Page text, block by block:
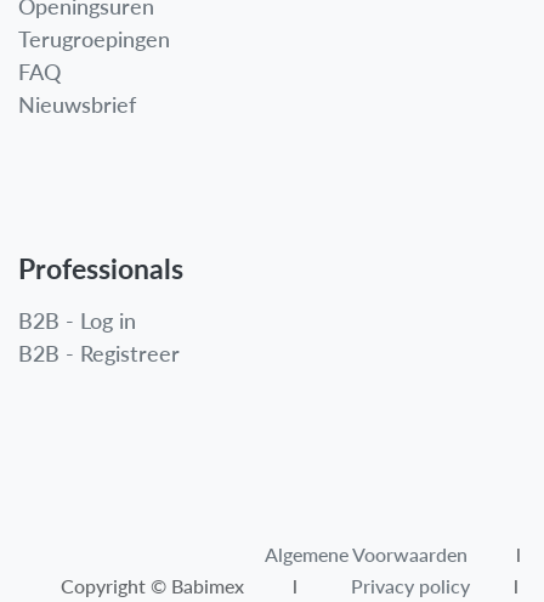
Openingsuren
Terugroepingen
FAQ
Nieuwsbrief
Professionals
B2B - Log in
B2B - Registreer
Algemene Voorwaarden​
l
Copyright © Babimex l Privacy policy l